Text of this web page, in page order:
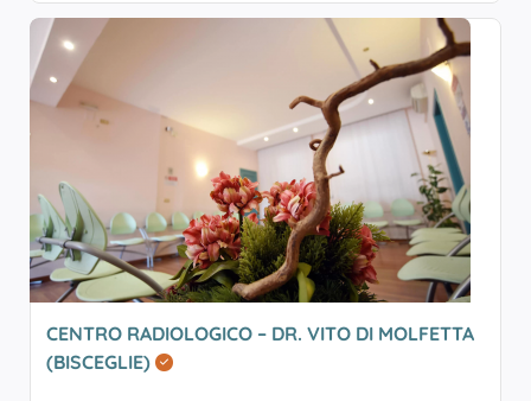
CENTRO RADIOLOGICO – DR. VITO DI MOLFETTA
(BISCEGLIE)